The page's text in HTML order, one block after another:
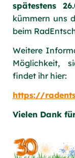
spätestens
kümmern uns
beim
Weitere
Möglichkeit,
findet ihr hier:
https://
Vielen Dank